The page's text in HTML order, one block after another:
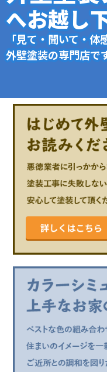
へお越し
「見て・聞いて・体
外壁塗装の専門店で